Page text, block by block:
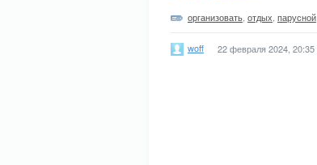
организовать отдых парусной
woff 22 февраля 2024, 20:35